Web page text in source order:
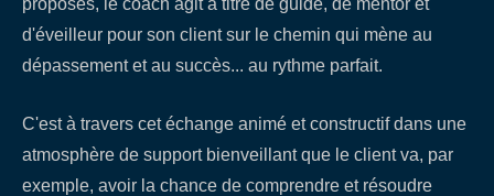
proposés, le coach agit à titre de guide, de mentor et
d'éveilleur pour son client sur le chemin qui mène au
dépassement et au succès... au rythme parfait.
C'est à travers cet échange animé et constructif dans une
atmosphère de support bienveillant que le client va, par
exemple, avoir la chance de comprendre et résoudre